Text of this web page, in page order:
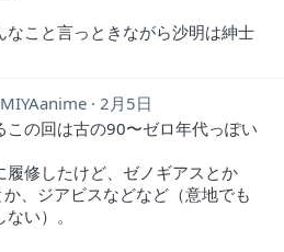
なこと言っときながら沙明は紳士
2月5日
この回は古の90〜ゼロ年代っぽい
履修したけど、ゼノギアスとか
、ジアビスなどなど（意地でも
い）。